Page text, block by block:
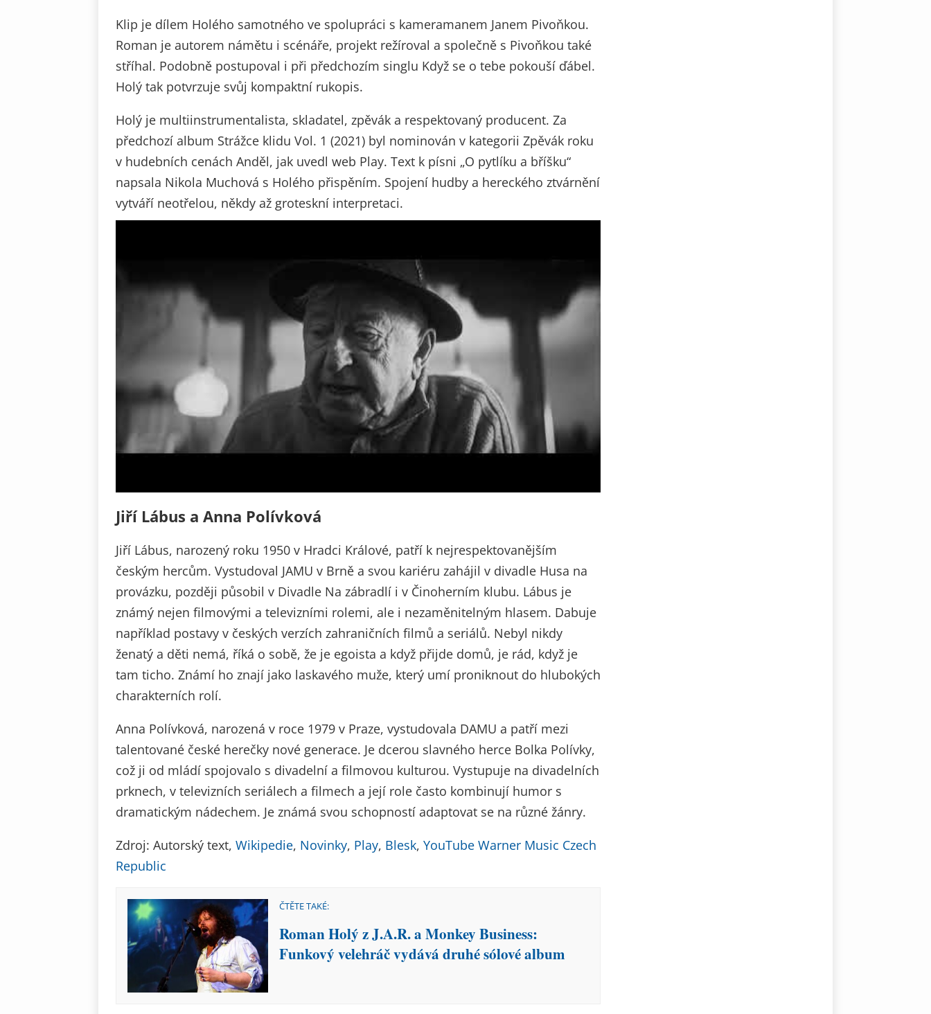
Klip je dílem Holého samotného ve spolupráci s kameramanem Janem Pivoňkou.
Roman je autorem námětu i scénáře, projekt režíroval a společně s Pivoňkou také
stříhal. Podobně postupoval i při předchozím singlu Když se o tebe pokouší ďábel.
Holý tak potvrzuje svůj kompaktní rukopis.
Holý je multiinstrumentalista, skladatel, zpěvák a respektovaný producent. Za
předchozí album Strážce klidu Vol. 1 (2021) byl nominován v kategorii Zpěvák roku
v hudebních cenách Anděl, jak uvedl web Play. Text k písni „O pytlíku a bříšku“
napsala Nikola Muchová s Holého přispěním. Spojení hudby a hereckého ztvárnění
vytváří neotřelou, někdy až groteskní interpretaci.
Jiří Lábus a Anna Polívková
Jiří Lábus, narozený roku 1950 v Hradci Králové, patří k nejrespektovanějším
českým hercům. Vystudoval JAMU v Brně a svou kariéru zahájil v divadle Husa na
provázku, později působil v Divadle Na zábradlí i v Činoherním klubu. Lábus je
známý nejen filmovými a televizními rolemi, ale i nezaměnitelným hlasem. Dabuje
například postavy v českých verzích zahraničních filmů a seriálů. Nebyl nikdy
ženatý a děti nemá, říká o sobě, že je egoista a když přijde domů, je rád, když je
tam ticho. Známí ho znají jako laskavého muže, který umí proniknout do hlubokých
charakterních rolí.
Anna Polívková, narozená v roce 1979 v Praze, vystudovala DAMU a patří mezi
talentované české herečky nové generace. Je dcerou slavného herce Bolka Polívky,
což ji od mládí spojovalo s divadelní a filmovou kulturou. Vystupuje na divadelních
prknech, v televizních seriálech a filmech a její role často kombinují humor s
dramatickým nádechem. Je známá svou schopností adaptovat se na různé žánry.
Zdroj: Autorský text, Wikipedie, Novinky, Play, Blesk, YouTube Warner Music Czech
Republic
ČTĚTE TAKÉ:
Roman Holý z J.A.R. a Monkey Business:
Funkový velehráč vydává druhé sólové album